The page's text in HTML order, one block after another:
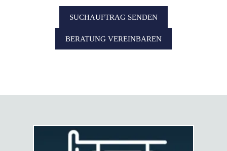
SUCHAUFTRAG SENDEN
BERATUNG VEREINBAREN